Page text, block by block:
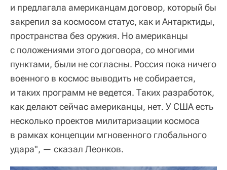
и предлагала американцам договор, который бы
закрепил за космосом статус, как и Антарктиды,
пространства без оружия. Но американцы
с положениями этого договора, со многими
пунктами, были не согласны. Россия пока ничего
военного в космос выводить не собирается,
и таких программ не ведется. Таких разработок,
как делают сейчас американцы, нет. У США есть
несколько проектов милитаризации космоса
в рамках концепции мгновенного глобального
удара", — сказал Леонков.